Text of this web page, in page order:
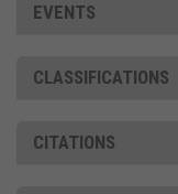
EVENTS
CLASSIFICATIONS
CITATIONS